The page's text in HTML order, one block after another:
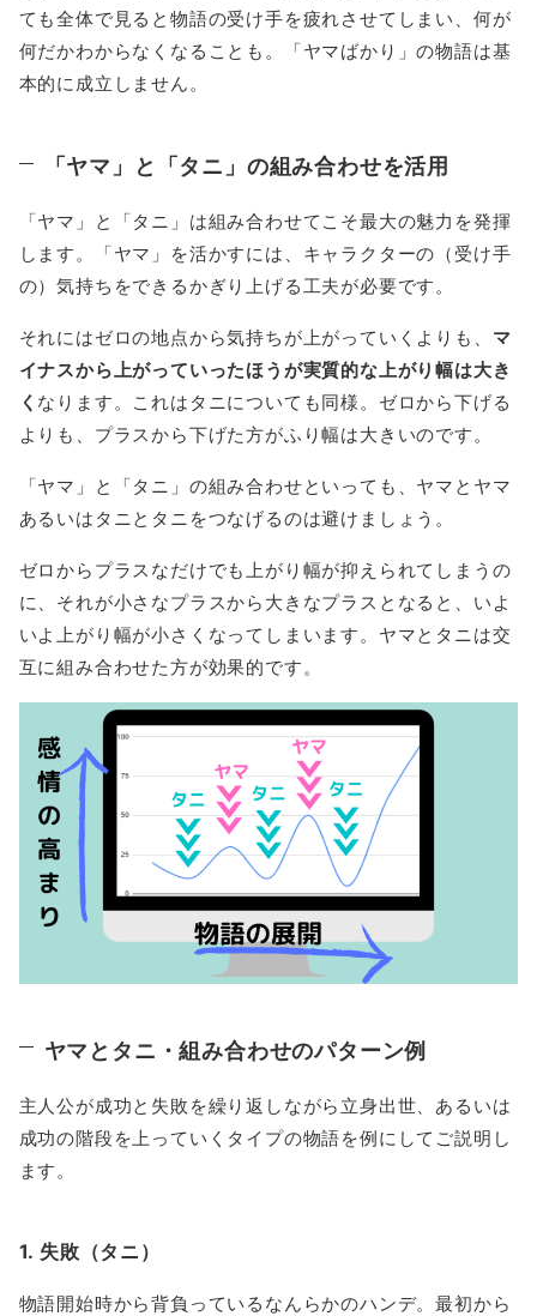
ても全体で見ると物語の受け手を疲れさせてしまい、何が
何だかわからなくなることも。「ヤマばかり」の物語は基
本的に成立しません。
「ヤマ」と「タニ」の組み合わせを活用
「ヤマ」と「タニ」は組み合わせてこそ最大の魅力を発揮
します。「ヤマ」を活かすには、キャラクターの（受け手
の）気持ちをできるかぎり上げる工夫が必要です。
それにはゼロの地点から気持ちが上がっていくよりも、 マ
イナスから上がっていったほうが実質的な上がり幅は大き
く なります。これはタニについても同様。ゼロから下げる
よりも、プラスから下げた方がふり幅は大きいのです。
「ヤマ」と「タニ」の組み合わせといっても、ヤマとヤマ
あるいはタニとタニをつなげるのは避けましょう。
ゼロからプラスなだけでも上がり幅が抑えられてしまうの
に、それが小さなプラスから大きなプラスとなると、いよ
いよ上がり幅が小さくなってしまいます。ヤマとタニは交
互に組み合わせた方が効果的です。
ヤマとタニ・組み合わせのパターン例
主人公が成功と失敗を繰り返しながら立身出世、あるいは
成功の階段を上っていくタイプの物語を例にしてご説明し
ます。
1. 失敗（タニ）
物語開始時から背負っているなんらかのハンデ。最初から